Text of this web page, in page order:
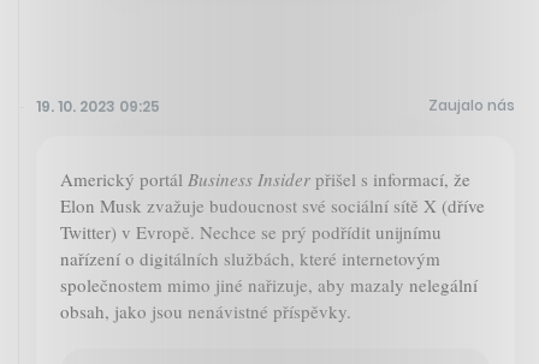
19. 10. 2023 09:25 Zaujalo nás
Americký portál Business Insider přišel s informací, že
Elon Musk zvažuje budoucnost své sociální sítě X (dříve
Twitter) v Evropě. Nechce se prý podřídit unijnímu
nařízení o digitálních službách, které internetovým
společnostem mimo jiné nařizuje, aby mazaly nelegální
obsah, jako jsou nenávistné příspěvky.